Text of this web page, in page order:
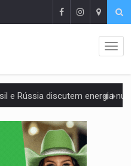
e Rússia discutem energia nuclear, defesa e
caminhão e carro deixa quatro mortos e um em
Negra ganha projeção nacional com participação de